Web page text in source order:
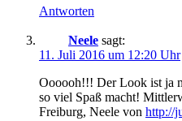
Antworten
Neele sagt:
11. Juli 2016 um 12:20 Uhr
Oooooh!!! Der Look ist ja
so viel Spaß macht!
Freiburg, Neele von http://